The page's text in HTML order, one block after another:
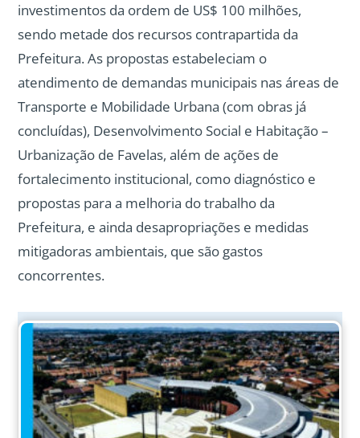
investimentos da ordem de US$ 100 milhões,
sendo metade dos recursos contrapartida da
Prefeitura. As propostas estabeleciam o
atendimento de demandas municipais nas áreas de
Transporte e Mobilidade Urbana (com obras já
concluídas), Desenvolvimento Social e Habitação –
Urbanização de Favelas, além de ações de
fortalecimento institucional, como diagnóstico e
propostas para a melhoria do trabalho da
Prefeitura, e ainda desapropriações e medidas
mitigadoras ambientais, que são gastos
concorrentes.